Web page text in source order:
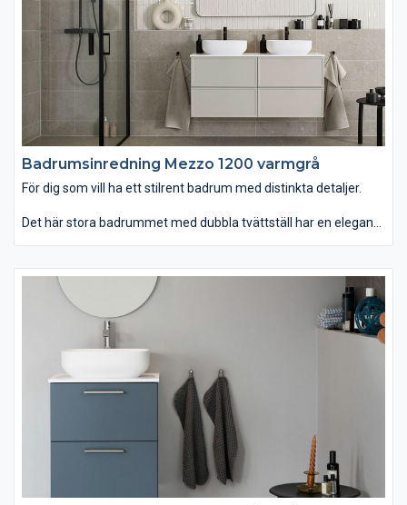
Badrumsinredning Mezzo 1200 varmgrå
För dig som vill ha ett stilrent badrum med distinkta detaljer.
Det här stora badrummet med dubbla tvättställ har en elegant
blandare och spegeln Roxen. Kommoden och lådorna med
pushfunktion förstärker det stilrena uttrycket och ger dig gott
om förvaring.